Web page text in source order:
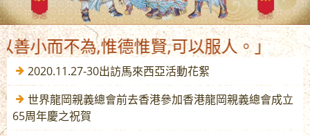
而不為,惟德惟賢,可以服人。」
2020.11.27-30出訪馬來西亞活動花絮
世界龍岡親義總會前去香港參加香港龍岡親義總會成立
65周年慶之祝賀